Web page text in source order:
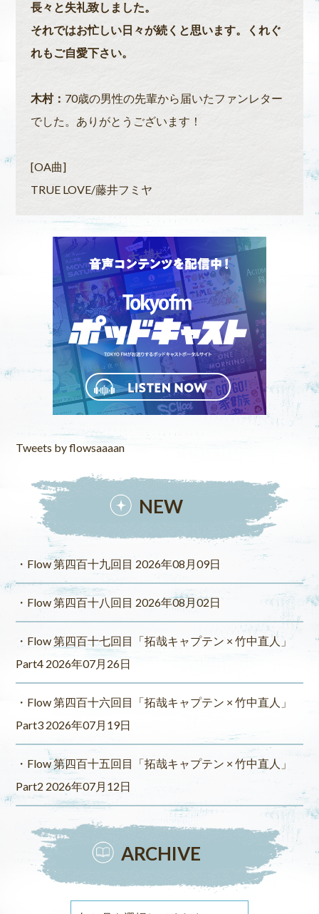
長々と失礼致しました。
それではお忙しい日々が続くと思います。くれぐ
れもご自愛下さい。
木村： 70歳の男性の先輩から届いたファンレター
でした。ありがとうございます！
[OA曲]
TRUE LOVE/藤井フミヤ
Tweets by flowsaaaan
NEW
Flow 第四百十九回目 2026年08月09日
Flow 第四百十八回目 2026年08月02日
Flow 第四百十七回目「拓哉キャプテン × 竹中直人」
Part4 2026年07月26日
Flow 第四百十六回目「拓哉キャプテン × 竹中直人」
Part3 2026年07月19日
Flow 第四百十五回目「拓哉キャプテン × 竹中直人」
Part2 2026年07月12日
ARCHIVE